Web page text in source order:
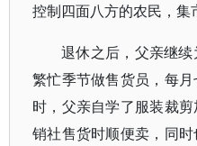
控制四面八方的农民，集
退休之后，父亲继续
繁忙季节做售货员，每
时，父亲自学了服装裁
销社售货时顺便卖，同